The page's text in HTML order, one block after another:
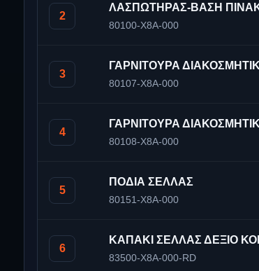
2
ΛΑΣΠΩΤΗΡΑΣ-ΒΑΣΗ
80100-X8A-000
3
ΓΑΡΝΙΤΟΥΡΑ
80107-X8A-000
4
ΓΑΡΝΙΤΟΥΡΑ
80108-X8A-000
5
ΠΟΔΙΑ ΣΕΛΛΑΣ
80151-X8A-000
6
ΚΑΠΑΚΙ ΣΕΛΛΑΣ ΔΕΞΙΟ
83500-X8A-000-RD